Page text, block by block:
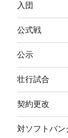
入団
公式戦
公示
壮行試合
契約更改
対ソフトバン